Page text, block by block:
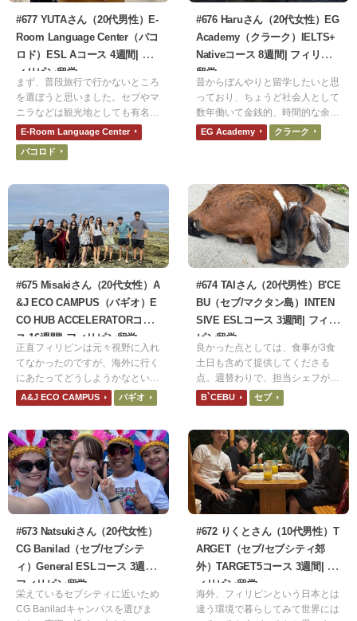
#677 YUTAさん（20代男性）E-
Room Language Center（バコ
ロド）ESL Aコース 4週間| フ
ィリピン留学
まず、普段旅行で行かないところ
を選ぼうと思いました。セブやマ
ニラなどは観光地としても有名
で、気軽に行くことができます。
しかし、バコロドに関しては名前
を知ったのも初めてで、せっかく
活を送りたいと考えました。
E-Room Language Center
バコロド
#676 Haruさん（20代女性）EG
Academy（クラーク）IELTS+
Nativeコース 8週間| フィリピン
留学
昔からぼんやりと留学したいと思
っており、ちょうど社会人として
数年働いて金銭的、時間的な余裕
ができたことから思い切って短期
留学を選びました。やはり価格と
別が強くないだろうと思ったこと
も理由の一つです。
EG Academy クラーク
#675 Misakiさん（20代女性）A
&J ECO CAMPUS（バギオ）E
CO HUB ACCELERATORコー
ス 16週間| フィリピン留学
正直フィリピンは元々視野に入れ
てなかったのですが、海外に行く
にあたってどうしようかなといろ
いろとchat GPTに相談していたと
ころフィリピンを提案され、他の
あるしいいなあと思いフィリピン
に決めました。
A&J ECO CAMPUS バギオ
#674 TAIさん（20代男性）B'CE
BU（セブ/マクタン島）INTEN
SIVE ESLコース 3週間| フィリ
ピン留学
良かった点としては、食事が3食
土日も含めて提供してくださる
点。週替わりで、担当シェフが代
わり日本人シェフの時は食事が美
味しかった。スープなど優しい味
めキムチが美味しかった。 悪か
った点としては、食事が油物や濃
いものが多かった。ネット環境で
は、部屋に一台ルーターがある
が、夜の時間帯になると速度が遅
くなる。シャワーは週に一回くら
い掃除を依頼しないと(赤い粒み
たいのが溜まっています)、お湯
が出なかったり、水圧が弱くな
る。 電気代が1週間、一人当たり
15wと決められており、それを
B`CEBU セブ
#673 Natsukiさん（20代女性）
CG Banilad（セブ/セブシテ
ィ）General ESLコース 3週間|
フィリピン留学
栄えているセブシティに近いため
CG Baniladキャンパスを選びま
#672 りくとさん（10代男性）T
ARGET（セブ/セブシティ郊
外）TARGET5コース 3週間| フ
ィリピン留学
海外、フィリピンという日本とは
違う環境で暮らしてみて世界には